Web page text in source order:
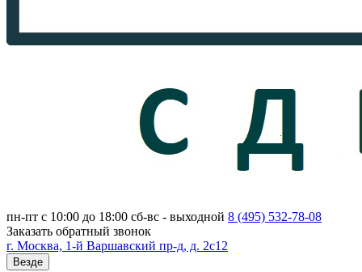
пн-пт с 10:00 до 18:00 сб-вс - выходной 8 (495) 532-78-08
Заказать обратный звонок
г. Москва, 1-й Варшавский пр-д, д. 2с12
Везде